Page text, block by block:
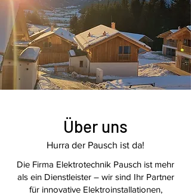
Über uns
Hurra der Pausch ist da!
Die Firma Elektrotechnik Pausch ist mehr
als ein Dienstleister – wir sind Ihr Partner
für innovative Elektroinstallationen,